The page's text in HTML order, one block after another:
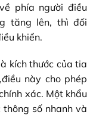
phía người điều
tăng lên, thì đối
khiển.
kích thước của tia
này cho phép
xác. Một khẩu
số nhanh và